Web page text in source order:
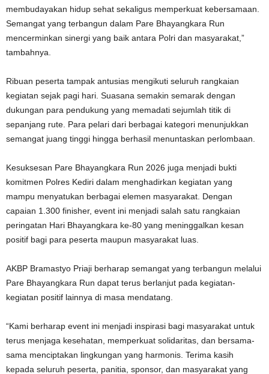
membudayakan hidup sehat sekaligus memperkuat kebersamaan.
Semangat yang terbangun dalam Pare Bhayangkara Run
mencerminkan sinergi yang baik antara Polri dan masyarakat,”
tambahnya.
Ribuan peserta tampak antusias mengikuti seluruh rangkaian
kegiatan sejak pagi hari. Suasana semakin semarak dengan
dukungan para pendukung yang memadati sejumlah titik di
sepanjang rute. Para pelari dari berbagai kategori menunjukkan
semangat juang tinggi hingga berhasil menuntaskan perlombaan.
Kesuksesan Pare Bhayangkara Run 2026 juga menjadi bukti
komitmen Polres Kediri dalam menghadirkan kegiatan yang
mampu menyatukan berbagai elemen masyarakat. Dengan
capaian 1.300 finisher, event ini menjadi salah satu rangkaian
peringatan Hari Bhayangkara ke-80 yang meninggalkan kesan
positif bagi para peserta maupun masyarakat luas.
AKBP Bramastyo Priaji berharap semangat yang terbangun melalui
Pare Bhayangkara Run dapat terus berlanjut pada kegiatan-
kegiatan positif lainnya di masa mendatang.
“Kami berharap event ini menjadi inspirasi bagi masyarakat untuk
terus menjaga kesehatan, memperkuat solidaritas, dan bersama-
sama menciptakan lingkungan yang harmonis. Terima kasih
kepada seluruh peserta, panitia, sponsor, dan masyarakat yang